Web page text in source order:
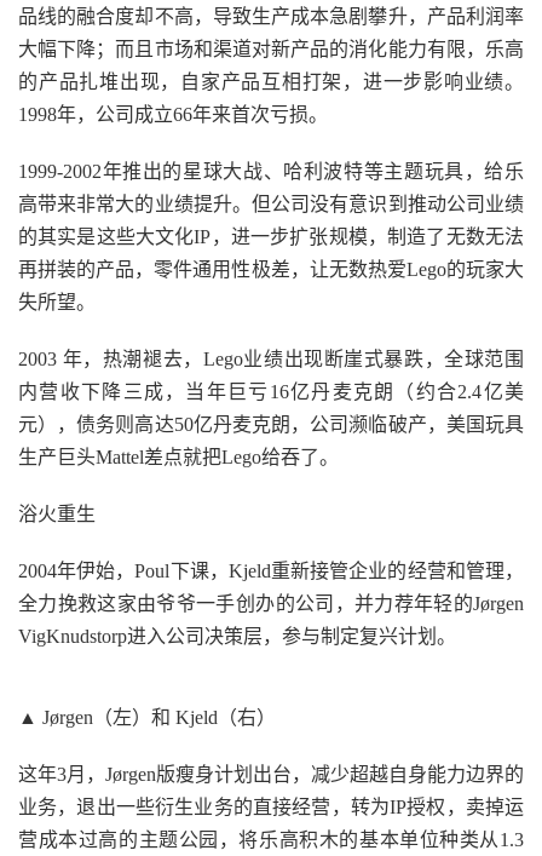
品线的融合度却不高，导致生产成本急剧攀升，产品利润率
大幅下降；而且市场和渠道对新产品的消化能力有限，乐高
的产品扎堆出现，自家产品互相打架，进一步影响业绩。
1998年，公司成立66年来首次亏损。
1999-2002年推出的星球大战、哈利波特等主题玩具，给乐
高带来非常大的业绩提升。但公司没有意识到推动公司业绩
的其实是这些大文化IP，进一步扩张规模，制造了无数无法
再拼装的产品，零件通用性极差，让无数热爱Lego的玩家大
失所望。
2003 年，热潮褪去，Lego业绩出现断崖式暴跌，全球范围
内营收下降三成，当年巨亏16亿丹麦克朗（约合2.4亿美
元），债务则高达50亿丹麦克朗，公司濒临破产，美国玩具
生产巨头Mattel差点就把Lego给吞了。
浴火重生
2004年伊始，Poul下课，Kjeld重新接管企业的经营和管理，
全力挽救这家由爷爷一手创办的公司，并力荐年轻的Jørgen
VigKnudstorp进入公司决策层，参与制定复兴计划。
▲ Jørgen（左）和 Kjeld（右）
这年3月，Jørgen版瘦身计划出台，减少超越自身能力边界的
业务，退出一些衍生业务的直接经营，转为IP授权，卖掉运
营成本过高的主题公园，将乐高积木的基本单位种类从1.3